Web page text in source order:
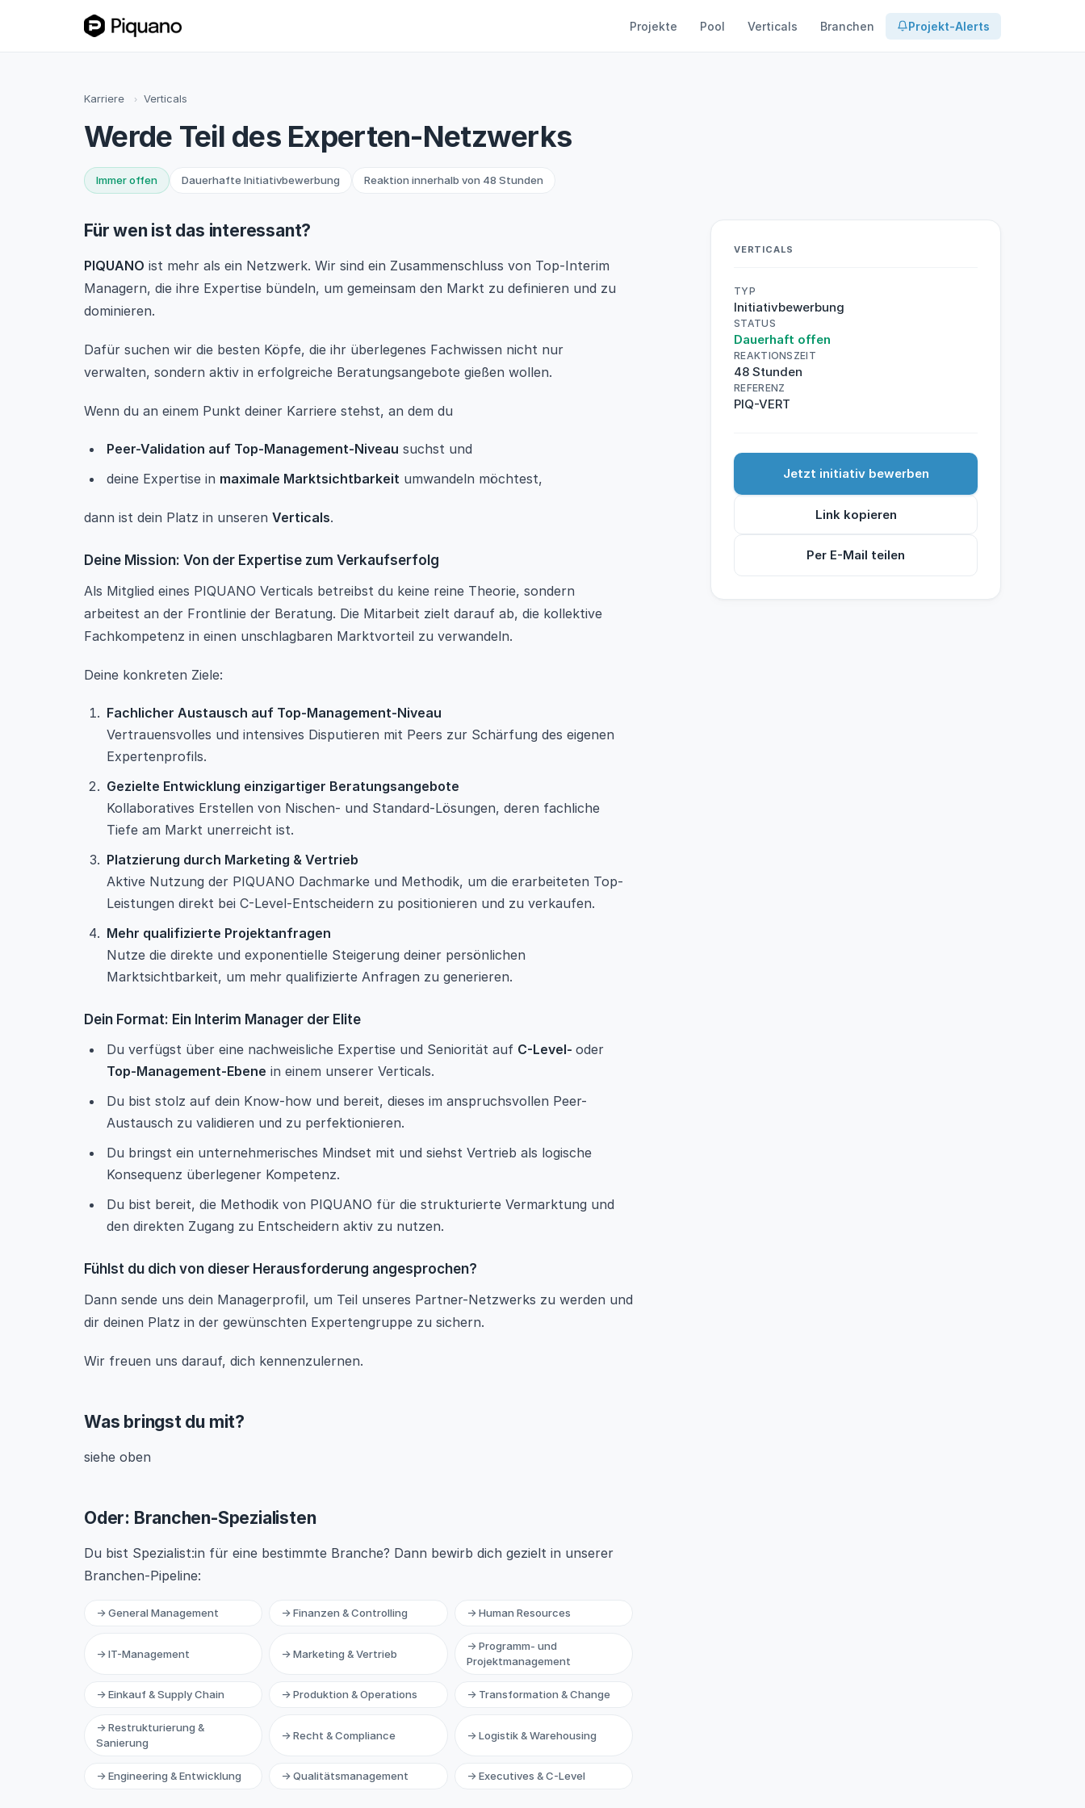
Projekte Pool Verticals Branchen Projekt-Alerts
Karriere › Verticals
Werde Teil des Experten-Netzwerks
Immer offen Dauerhafte Initiativbewerbung Reaktion innerhalb von 48 Stunden
Für wen ist das interessant?
PIQUANO ist mehr als ein Netzwerk. Wir sind ein Zusammenschluss von Top-Interim
Managern, die ihre Expertise bündeln, um gemeinsam den Markt zu definieren und zu
dominieren.
Dafür suchen wir die besten Köpfe, die ihr überlegenes Fachwissen nicht nur
verwalten, sondern aktiv in erfolgreiche Beratungsangebote gießen wollen.
Wenn du an einem Punkt deiner Karriere stehst, an dem du
Peer-Validation auf Top-Management-Niveau suchst und
deine Expertise in maximale Marktsichtbarkeit umwandeln möchtest,
dann ist dein Platz in unseren Verticals.
Deine Mission: Von der Expertise zum Verkaufserfolg
Als Mitglied eines PIQUANO Verticals betreibst du keine reine Theorie, sondern
arbeitest an der Frontlinie der Beratung. Die Mitarbeit zielt darauf ab, die kollektive
Fachkompetenz in einen unschlagbaren Marktvorteil zu verwandeln.
Deine konkreten Ziele:
Fachlicher Austausch auf Top-Management-Niveau
Vertrauensvolles und intensives Disputieren mit Peers zur Schärfung des eigenen
Expertenprofils.
Gezielte Entwicklung einzigartiger Beratungsangebote
Kollaboratives Erstellen von Nischen- und Standard-Lösungen, deren fachliche
Tiefe am Markt unerreicht ist.
Platzierung durch Marketing & Vertrieb
Aktive Nutzung der PIQUANO Dachmarke und Methodik, um die erarbeiteten Top-
Leistungen direkt bei C-Level-Entscheidern zu positionieren und zu verkaufen.
Mehr qualifizierte Projektanfragen
Nutze die direkte und exponentielle Steigerung deiner persönlichen
Marktsichtbarkeit, um mehr qualifizierte Anfragen zu generieren.
Dein Format: Ein Interim Manager der Elite
Du verfügst über eine nachweisliche Expertise und Seniorität auf C-Level- oder
Top-Management-Ebene in einem unserer Verticals.
Du bist stolz auf dein Know-how und bereit, dieses im anspruchsvollen Peer-
Austausch zu validieren und zu perfektionieren.
Du bringst ein unternehmerisches Mindset mit und siehst Vertrieb als logische
Konsequenz überlegener Kompetenz.
Du bist bereit, die Methodik von PIQUANO für die strukturierte Vermarktung und
den direkten Zugang zu Entscheidern aktiv zu nutzen.
Fühlst du dich von dieser Herausforderung angesprochen?
Dann sende uns dein Managerprofil, um Teil unseres Partner-Netzwerks zu werden und
dir deinen Platz in der gewünschten Expertengruppe zu sichern.
Wir freuen uns darauf, dich kennenzulernen.
Was bringst du mit?
siehe oben
Oder: Branchen-Spezialisten
Du bist Spezialist:in für eine bestimmte Branche? Dann bewirb dich gezielt in unserer
Branchen-Pipeline:
→ General Management → Finanzen & Controlling → Human Resources
→ IT-Management → Marketing & Vertrieb
→ Programm- und
Projektmanagement
→ Einkauf & Supply Chain → Produktion & Operations → Transformation & Change
→ Restrukturierung &
Sanierung
→ Recht & Compliance → Logistik & Warehousing
→ Engineering & Entwicklung → Qualitätsmanagement → Executives & C-Level
VERTICALS
TYP
Initiativbewerbung
STATUS
Dauerhaft offen
REAKTIONSZEIT
48 Stunden
REFERENZ
PIQ-VERT
Jetzt initiativ bewerben
Link kopieren
Per E-Mail teilen